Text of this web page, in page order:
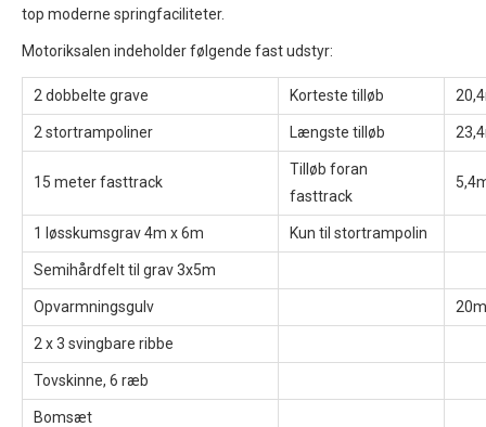
top moderne springfaciliteter.
Motoriksalen indeholder følgende fast udstyr:
2 dobbelte grave Korteste tilløb
2 stortrampoliner Længste tilløb
15 meter fasttrack
Tilløb foran
fasttrack
1 løsskumsgrav 4m x 6m Kun til stortrampolin
Semihårdfelt til grav 3x5m
Opvarmningsgulv
2 x 3 svingbare ribbe
Tovskinne, 6 ræb
Bomsæt